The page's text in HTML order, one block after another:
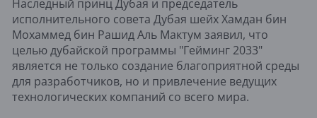
Наследный принц Дубая и председатель
исполнительного совета Дубая шейх Хамдан бин
Мохаммед бин Рашид Аль Мактум заявил, что
целью дубайской программы "Гейминг 2033"
является не только создание благоприятной среды
для разработчиков, но и привлечение ведущих
технологических компаний со всего мира.